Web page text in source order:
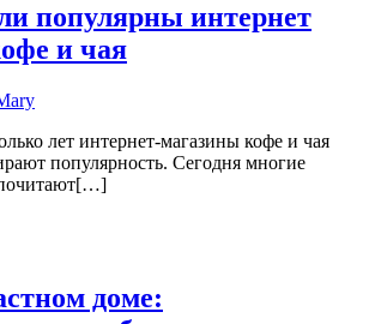
популярны интернет
и чая
лет интернет-магазины кофе и чая
популярность. Сегодня многие
доме: